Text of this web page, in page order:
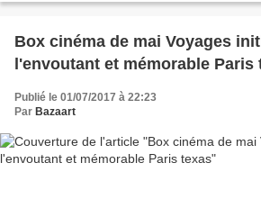
Box cinéma de mai Voyages
l'envoutant et mémorable Paris
Publié le 01/07/2017 à 22:23
Par Bazaart